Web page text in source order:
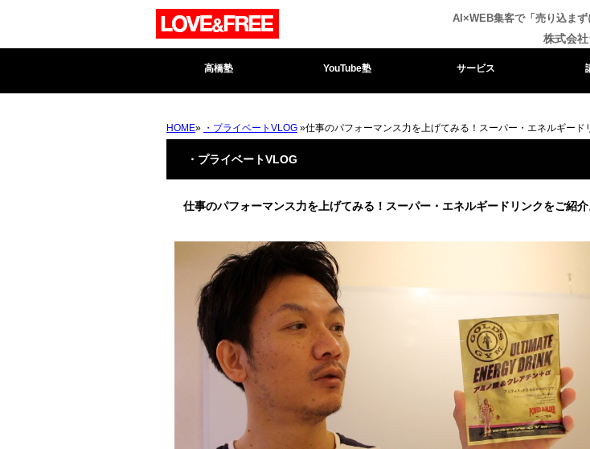
AI×WEB集客で「売り込まず
株式会
高橋塾 YouTube塾 サービス
HOME» ・プライベートVLOG »仕事のパフォーマンス力を上げてみる！スーパー・エネルギード
・プライベートVLOG
仕事のパフォーマンス力を上げてみる！スーパー・エネルギードリンクをご紹介